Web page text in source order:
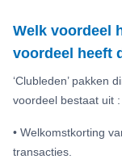
Welk voordeel
voordeel heeft
‘Clubleden’ pakken
voordeel bestaat uit :
• Welkomstkorting
transacties.